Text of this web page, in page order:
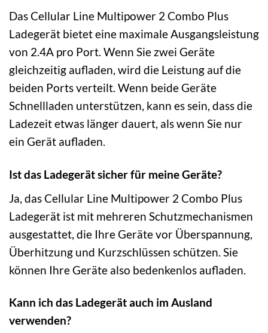
Das Cellular Line Multipower 2 Combo Plus
Ladegerät bietet eine maximale Ausgangsleistung
von 2.4A pro Port. Wenn Sie zwei Geräte
gleichzeitig aufladen, wird die Leistung auf die
beiden Ports verteilt. Wenn beide Geräte
Schnellladen unterstützen, kann es sein, dass die
Ladezeit etwas länger dauert, als wenn Sie nur
ein Gerät aufladen.
Ist das Ladegerät sicher für meine Geräte?
Ja, das Cellular Line Multipower 2 Combo Plus
Ladegerät ist mit mehreren Schutzmechanismen
ausgestattet, die Ihre Geräte vor Überspannung,
Überhitzung und Kurzschlüssen schützen. Sie
können Ihre Geräte also bedenkenlos aufladen.
Kann ich das Ladegerät auch im Ausland
verwenden?